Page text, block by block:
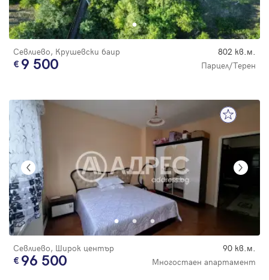
Севлиево, Крушевски баир 802 кв.м.
9 500 Парцел/Терен
Севлиево, Широк център 90 кв.м.
96 500 Многостаен апартамент